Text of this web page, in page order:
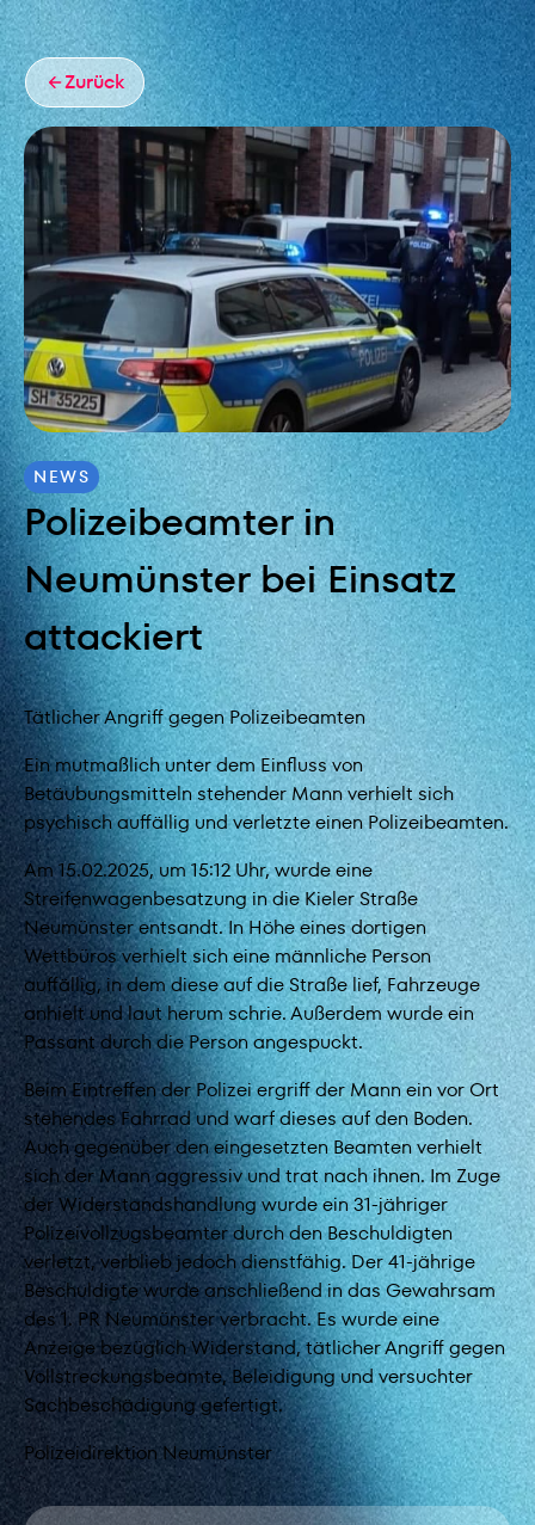
NEWS
Polizeibeamter in
Neumünster bei Einsatz
attackiert
Tätlicher Angriff gegen Polizeibeamten
Ein mutmaßlich unter dem Einfluss von
Betäubungsmitteln stehender Mann verhielt sich
psychisch auffällig und verletzte einen Polizeibeamten.
Am 15.02.2025, um 15:12 Uhr, wurde eine
Streifenwagenbesatzung in die Kieler Straße
Neumünster entsandt. In Höhe eines dortigen
Wettbüros verhielt sich eine männliche Person
auffällig, in dem diese auf die Straße lief, Fahrzeuge
anhielt und laut herum schrie. Außerdem wurde ein
Passant durch die Person angespuckt.
Beim Eintreffen der Polizei ergriff der Mann ein vor Ort
stehendes Fahrrad und warf dieses auf den Boden.
Auch gegenüber den eingesetzten Beamten verhielt
sich der Mann aggressiv und trat nach ihnen. Im Zuge
der Widerstandshandlung wurde ein 31-jähriger
Polizeivollzugsbeamter durch den Beschuldigten
verletzt, verblieb jedoch dienstfähig. Der 41-jährige
Beschuldigte wurde anschließend in das Gewahrsam
des 1. PR Neumünster verbracht. Es wurde eine
Anzeige bezüglich Widerstand, tätlicher Angriff gegen
Vollstreckungsbeamte, Beleidigung und versuchter
Sachbeschädigung gefertigt.
Polizeidirektion Neumünster
Zurück